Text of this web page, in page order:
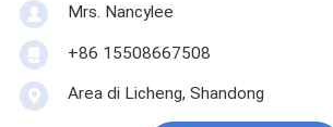
Mrs. Nancylee
+86 15508667508
Area di Licheng, Shandong